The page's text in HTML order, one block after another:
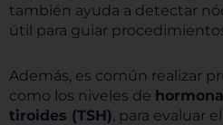
también ayuda a detectar
útil para guiar
Además, es común realizar
como los niveles de
tiroides (TSH), para evaluar